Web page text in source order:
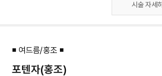
시술 자세히
◾ 여드름/홍조 ◾
포텐자(홍조)